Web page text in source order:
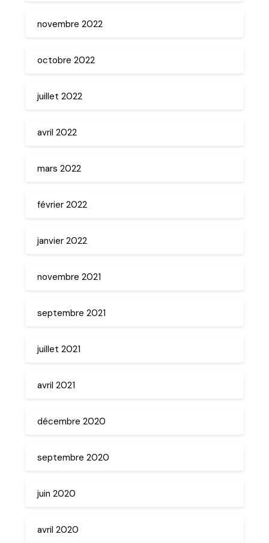
novembre 2022
octobre 2022
juillet 2022
avril 2022
mars 2022
février 2022
janvier 2022
novembre 2021
septembre 2021
juillet 2021
avril 2021
décembre 2020
septembre 2020
juin 2020
avril 2020